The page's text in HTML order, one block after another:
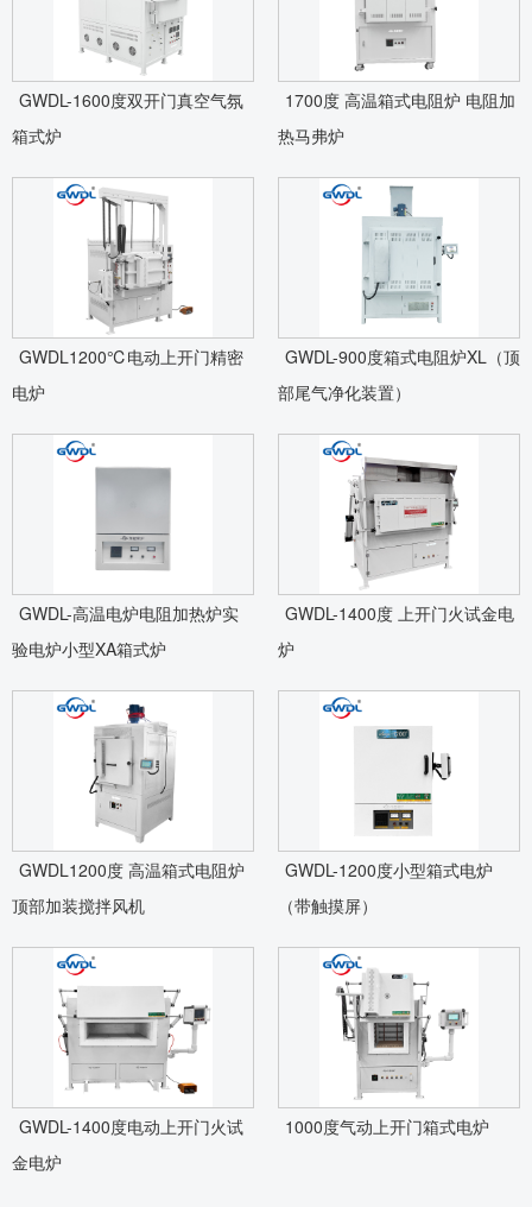
GWDL-1600度双开门真空气氛
箱式炉
1700度 高温箱式电阻炉 电阻加
热马弗炉
GWDL1200℃电动上开门精密
电炉
GWDL-900度箱式电阻炉XL（顶
部尾气净化装置）
GWDL-高温电炉电阻加热炉实
验电炉小型XA箱式炉
GWDL-1400度 上开门火试金电
炉
GWDL1200度 高温箱式电阻炉
顶部加装搅拌风机
GWDL-1200度小型箱式电炉
（带触摸屏）
GWDL-1400度电动上开门火试
金电炉
1000度气动上开门箱式电炉